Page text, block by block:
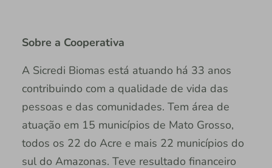
Sobre a Cooperativa
A Sicredi Biomas está atuando há 33 anos
contribuindo com a qualidade de vida das
pessoas e das comunidades. Tem área de
atuação em 15 municípios de Mato Grosso,
todos os 22 do Acre e mais 22 municípios do
sul do Amazonas. Teve resultado financeiro